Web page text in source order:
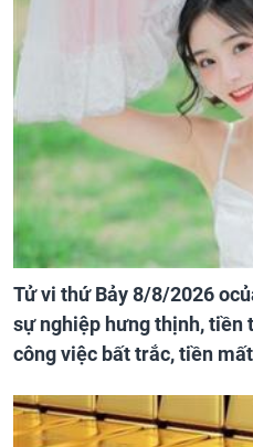
Tử vi thứ Bảy 8/8/2026
sự nghiệp hưng thịnh, tiền
công việc bất trắc, tiền